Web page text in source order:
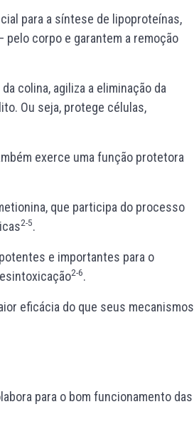
para a síntese de lipoproteínas,
corpo e garantem a remoção
colina, agiliza a eliminação da
Ou seja, protege células,
exerce uma função protetora
que participa do processo
2-5.
e importantes para o
2-6.
eficácia do que seus mecanismos
para o bom funcionamento das